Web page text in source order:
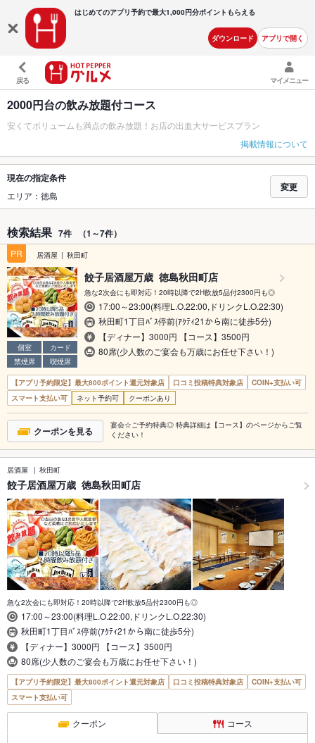
はじめてのアプリ予約で最大1,000円分ポイントもらえる
ダウンロード アプリで開く
戻る マイメニュー
2000円台の飲み放題付コース
安くてボリュームも満点の飲み放題！お店の出血大サービスプラン
掲載情報について
現在の指定条件
エリア：徳島
変更
検索結果 7件 （1～7件）
PR 居酒屋 秋田町
個室
カード
禁煙席
喫煙席
餃子居酒屋万歳 徳島秋田町店
急な2次会にも即対応！20時以降で2H飲放5品付2300円も◎
17:00～23:00(料理L.O.22:00,ドリンクL.O.22:30)
秋田町1丁目ﾊﾞｽ停前(ｱｸﾃｨ21から南に徒歩5分)
【ディナー】3000円 【コース】3500円
80席(少人数のご宴会も万歳にお任せ下さい！)
【アプリ予約限定】最大800ポイント還元対象店 口コミ投稿特典対象店
COIN+支払い可
スマート支払い可
ネット予約可 クーポンあり
クーポンを見る
宴会☆ご予約特典◎ 特典詳細は【コース】のページからご覧
ください！
居酒屋 秋田町
餃子居酒屋万歳 徳島秋田町店
急な2次会にも即対応！20時以降で2H飲放5品付2300円も◎
17:00～23:00(料理L.O.22:00,ドリンクL.O.22:30)
秋田町1丁目ﾊﾞｽ停前(ｱｸﾃｨ21から南に徒歩5分)
【ディナー】3000円 【コース】3500円
80席(少人数のご宴会も万歳にお任せ下さい！)
【アプリ予約限定】最大800ポイント還元対象店 口コミ投稿特典対象店
COIN+支払い可
スマート支払い可
クーポン コース